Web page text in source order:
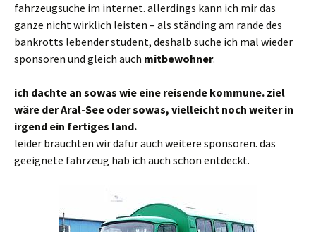
fahrzeugsuche im internet. allerdings kann ich mir das
ganze nicht wirklich leisten – als ständing am rande des
bankrotts lebender student, deshalb suche ich mal wieder
sponsoren und gleich auch mitbewohner.
ich dachte an sowas wie eine reisende kommune. ziel
wäre der Aral-See oder sowas, vielleicht noch weiter in
irgend ein fertiges land.
leider bräuchten wir dafür auch weitere sponsoren. das
geeignete fahrzeug hab ich auch schon entdeckt.